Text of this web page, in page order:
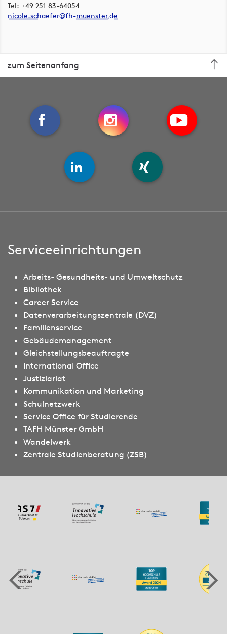
Tel: +49 251 83-64054
nicole.schaefer
fh-muensterde
zum Seitenanfang
Serviceeinrichtungen
Arbeits- Gesundheits- und Umweltschutz
Bibliothek
Career Service
Datenverarbeitungszentrale (DVZ)
Familienservice
Gebäudemanagement
Gleichstellungsbeauftragte
International Office
Justiziariat
Kommunikation und Marketing
Schulnetzwerk
Service Office für Studierende
TAFH Münster GmbH
Wandelwerk
Zentrale Studienberatung (ZSB)